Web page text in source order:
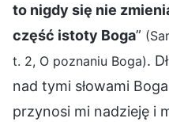
to nigdy się nie
część istoty Boga”
t. 2, O poznaniu Boga).
nad tymi słowami
przynosi mi nadzieję i